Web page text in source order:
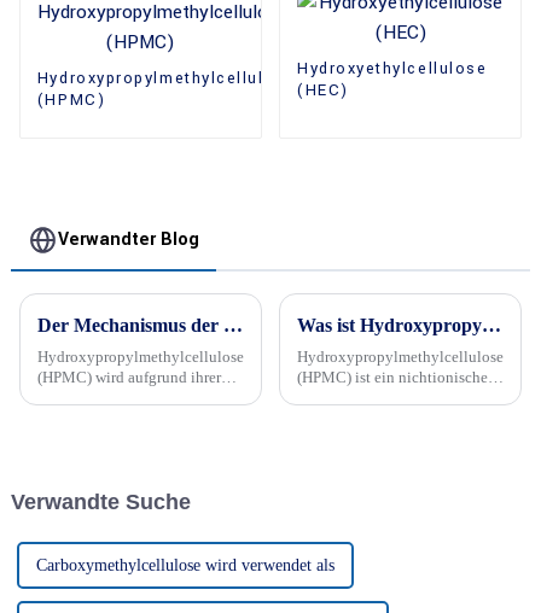
Hydroxypropylmethylcellulose
(HPMC)
Hydroxyethylcellulose
(HEC)
Verwandter Blog
Der Mechanismus der Verzögerung der Zementhydratation durch Hydroxypropylmethylcellulose
Hydroxypropylmethylcellulose
(HPMC) wird aufgrund ihrer
Formulierungen, verwendet.
Was ist Hydroxypropylmethylcellulose?
Hydroxypropylmethylcellulose
(HPMC) ist ein nichtionischer
Verwandte Suche
Carboxymethylcellulose wird verwendet als